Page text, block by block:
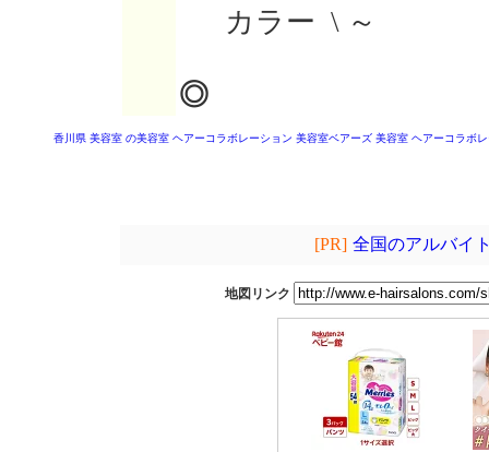
カラー \ ～
◎
香川県 美容室 の美容室 ヘアーコラボレーション 美容室ベアーズ 美容室 ヘアーコラボ
[PR] 全国のアルバイ
地図リンク